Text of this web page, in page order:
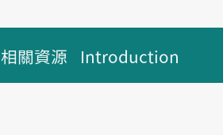
相關資源 Introduction